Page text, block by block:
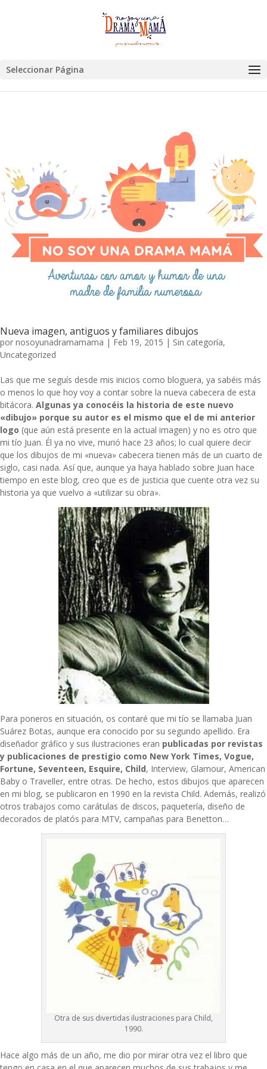
Seleccionar Página
Nueva imagen, antiguos y familiares dibujos
por nosoyunadramamama | Feb 19, 2015 | Sin categoría,
Uncategorized
Las que me seguís desde mis inicios como bloguera, ya sabéis más
o menos lo que hoy voy a contar sobre la nueva cabecera de esta
bitácora. Algunas ya conocéis la historia de este nuevo
«dibujo» porque su autor es el mismo que el de mi anterior
logo (que aún está presente en la actual imagen) y no es otro que
mi tío Juan. Él ya no vive, murió hace 23 años; lo cual quiere decir
que los dibujos de mi «nueva» cabecera tienen más de un cuarto de
siglo, casi nada. Así que, aunque ya haya hablado sobre Juan hace
tiempo en este blog, creo que es de justicia que cuente otra vez su
historia ya que vuelvo a «utilizar su obra».
Para poneros en situación, os contaré que mi tío se llamaba Juan
Suárez Botas, aunque era conocido por su segundo apellido. Era
diseñador gráfico y sus ilustraciones eran publicadas por revistas
y publicaciones de prestigio como New York Times, Vogue,
Fortune, Seventeen, Esquire, Child, Interview, Glamour, American
Baby o Traveller, entre otras. De hecho, estos dibujos que aparecen
en mi blog, se publicaron en 1990 en la revista Child. Además, realizó
otros trabajos como carátulas de discos, paquetería, diseño de
decorados de platós para MTV, campañas para Benetton…
Otra de sus divertidas ilustraciones para Child,
1990.
Hace algo más de un año, me dio por mirar otra vez el libro que